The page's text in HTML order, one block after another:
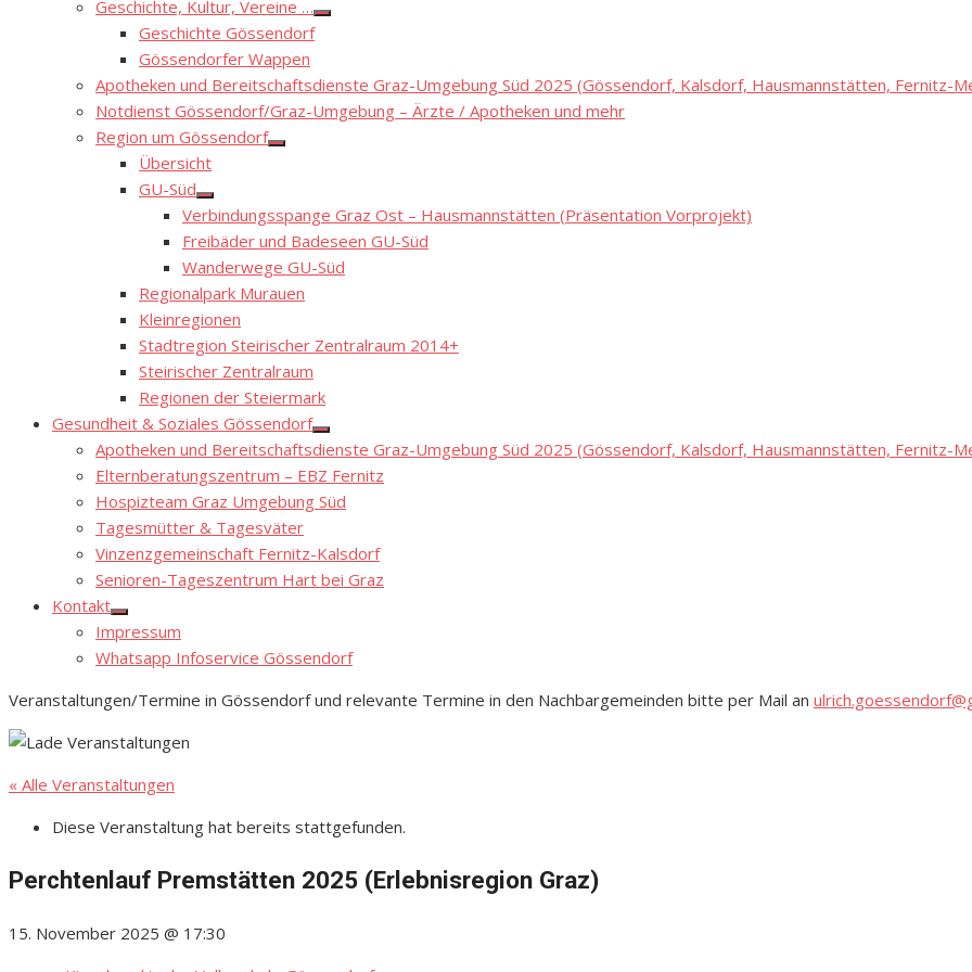
Geschichte, Kultur, Vereine …
Show
Geschichte Gössendorf
Gössendorfer Wappen
Apotheken und Bereitschaftsdienste Graz-Umgebung Süd 2025 (Gössendorf, Kalsdorf, Hausmannstätten, Fernitz-
Notdienst Gössendorf/Graz-Umgebung – Ärzte / Apotheken und mehr
Region um Gössendorf
Show
Übersicht
GU-Süd
Show
sub
menu
Verbindungsspange Graz Ost – Hausmannstätten (Präsentation Vorprojekt)
Freibäder und Badeseen GU-Süd
Wanderwege GU-Süd
Regionalpark Murauen
Kleinregionen
Stadtregion Steirischer Zentralraum 2014+
Steirischer Zentralraum
Regionen der Steiermark
Gesundheit & Soziales Gössendorf
Show
sub
menu
Apotheken und Bereitschaftsdienste Graz-Umgebung Süd 2025 (Gössendorf, Kalsdorf, Hausmannstätten, Fernitz-
Elternberatungszentrum – EBZ Fernitz
Hospizteam Graz Umgebung Süd
Tagesmütter & Tagesväter
Vinzenzgemeinschaft Fernitz-Kalsdorf
Senioren-Tageszentrum Hart bei Graz
Kontakt
Show
sub
menu
Impressum
Whatsapp Infoservice Gössendorf
Veranstaltungen/Termine in Gössendorf und relevante Termine in den Nachbargemeinden bitte per Mail an
« Alle Veranstaltungen
Diese Veranstaltung hat bereits stattgefunden.
Perchtenlauf Premstätten 2025 (Erlebnisregion Graz)
15. November 2025 @ 17:30